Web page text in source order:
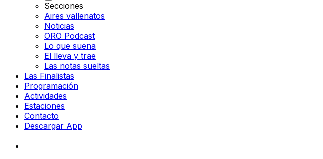
Secciones
Aires vallenatos
Noticias
ORO Podcast
Lo que suena
El lleva y trae
Las notas sueltas
Las Finalistas
Programación
Actividades
Estaciones
Contacto
Descargar App